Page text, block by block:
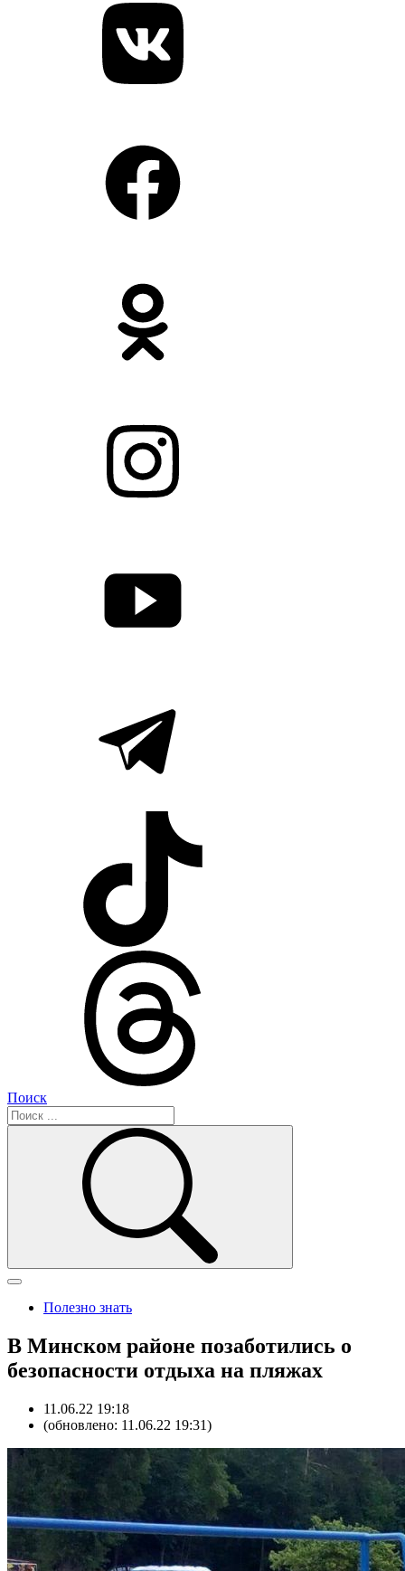
Поиск
Полезно знать
В Минском районе позаботились о
безопасности отдыха на пляжах
11.06.22 19:18
(обновлено: 11.06.22 19:31)